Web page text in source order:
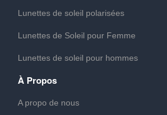
Lunettes de soleil polarisées
Lunettes de Soleil pour Femme
Lunettes de soleil pour hommes
À Propos
A propo de nous